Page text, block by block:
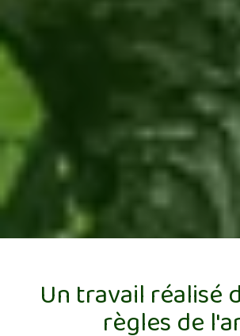
Un travail réalisé
règles de